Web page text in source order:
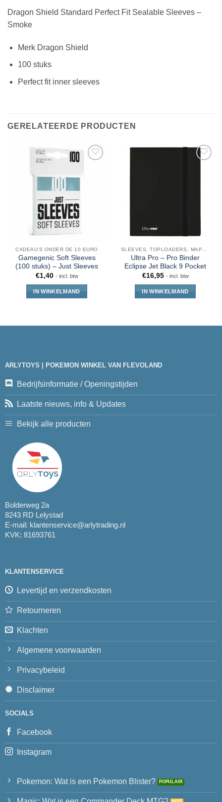
Dragon Shield Standard Perfect Fit Sealable Sleeves –
Smoke
Merk Dragon Shield
100 stuks
Perfect fit inner sleeves
GERELATEERDE PRODUCTEN
CADEAU'S ONDER DE 10 EURO
Gamegenic Soft Sleeves
(100 stuks) – Just Sleeves
€1,40 - incl. btw
IN WINKELMAND
Ultra Pro – Pro Binder
Eclipse Jet Black 9 Pocket
€16,95 - incl. btw
IN WINKELMAND
ARLYTOYS | POKEMON WINKEL VAN FLEVOLAND
Bedrijfsinformatie / Openingstijden
Laatste nieuws, info & Updates
Bekijk alle producten
Bolderweg 2a
8243 RD Lelystad
E-mail: klantenservice@arlytrading.nl
KVK: 81693761
KLANTENSERVICE
Levertijd en verzendkosten
Retourneren
Klachten
Algemene voorwaarden
Privacybeleid
Disclaimer
SOCIALS
Facebook
Instagram
Pokemon: Wat is een Pokemon Blister?